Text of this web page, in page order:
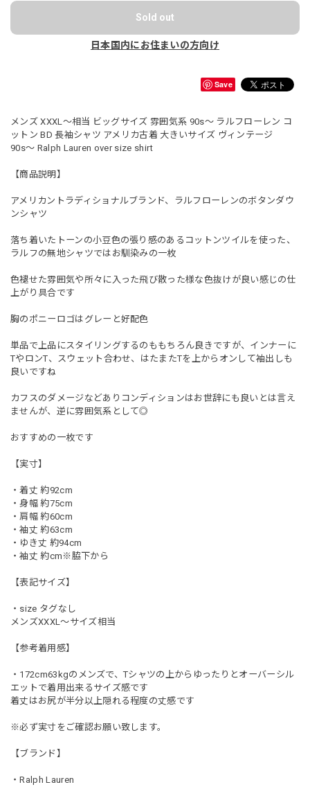
Sold out
日本国内にお住まいの方向け
Save
メンズ XXXL〜相当 ビッグサイズ 雰囲気系 90s〜 ラルフローレン コ
ットン BD 長袖シャツ アメリカ古着 大きいサイズ ヴィンテージ
90s〜 Ralph Lauren over size shirt
【商品説明】
アメリカントラディショナルブランド、ラルフローレンのボタンダウ
ンシャツ
落ち着いたトーンの小豆色の張り感のあるコットンツイルを使った、
ラルフの無地シャツではお馴染みの一枚
色褪せた雰囲気や所々に入った飛び散った様な色抜けが良い感じの仕
上がり具合です
胸のポニーロゴはグレーと好配色
単品で上品にスタイリングするのももちろん良きですが、インナーに
TやロンT、スウェット合わせ、はたまたTを上からオンして袖出しも
良いですね
カフスのダメージなどありコンディションはお世辞にも良いとは言え
ませんが、逆に雰囲気系として◎
おすすめの一枚です
【実寸】
・着丈 約92cm
・身幅 約75cm
・肩幅 約60cm
・袖丈 約63cm
・ゆき丈 約94cm
・袖丈 約cm※脇下から
【表記サイズ】
・size タグなし
メンズXXXL〜サイズ相当
【参考着用感】
・172cm63kgのメンズで、Tシャツの上からゆったりとオーバーシル
エットで着用出来るサイズ感です
着丈はお尻が半分以上隠れる程度の丈感です
※必ず実寸をご確認お願い致します。
【ブランド】
・Ralph Lauren